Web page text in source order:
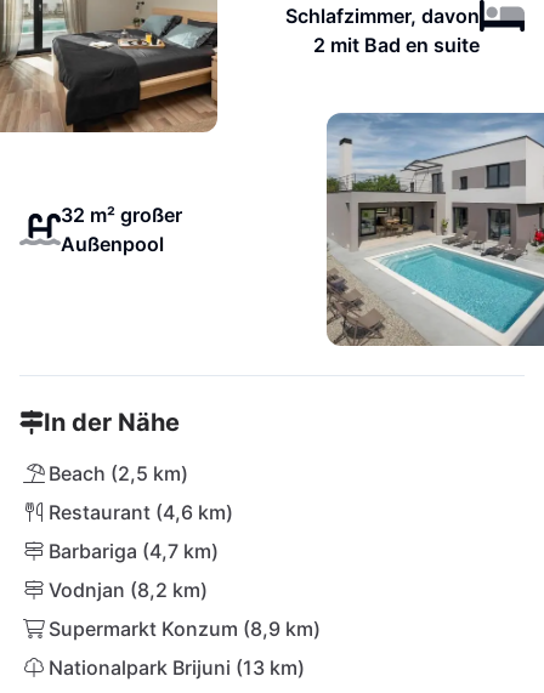
Schlafzimmer, davon
2 mit Bad en suite
32 m² großer
Außenpool
In der Nähe
Beach (2,5 km)
Restaurant (4,6 km)
Barbariga (4,7 km)
Vodnjan (8,2 km)
Supermarkt Konzum (8,9 km)
Nationalpark Brijuni (13 km)